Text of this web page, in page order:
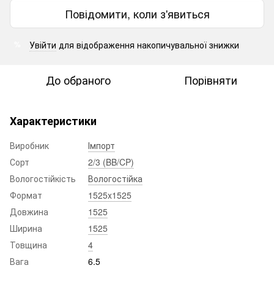
Повідомити, коли з'явиться
Увійти для відображення накопичувальної знижки
До обраного Порівняти
Характеристики
Виробник
Імпорт
Сорт
2/3 (BB/CP)
Вологостійкість
Вологостійка
Формат
1525x1525
Довжина
1525
Ширина
1525
Товщина
4
Вага
6.5